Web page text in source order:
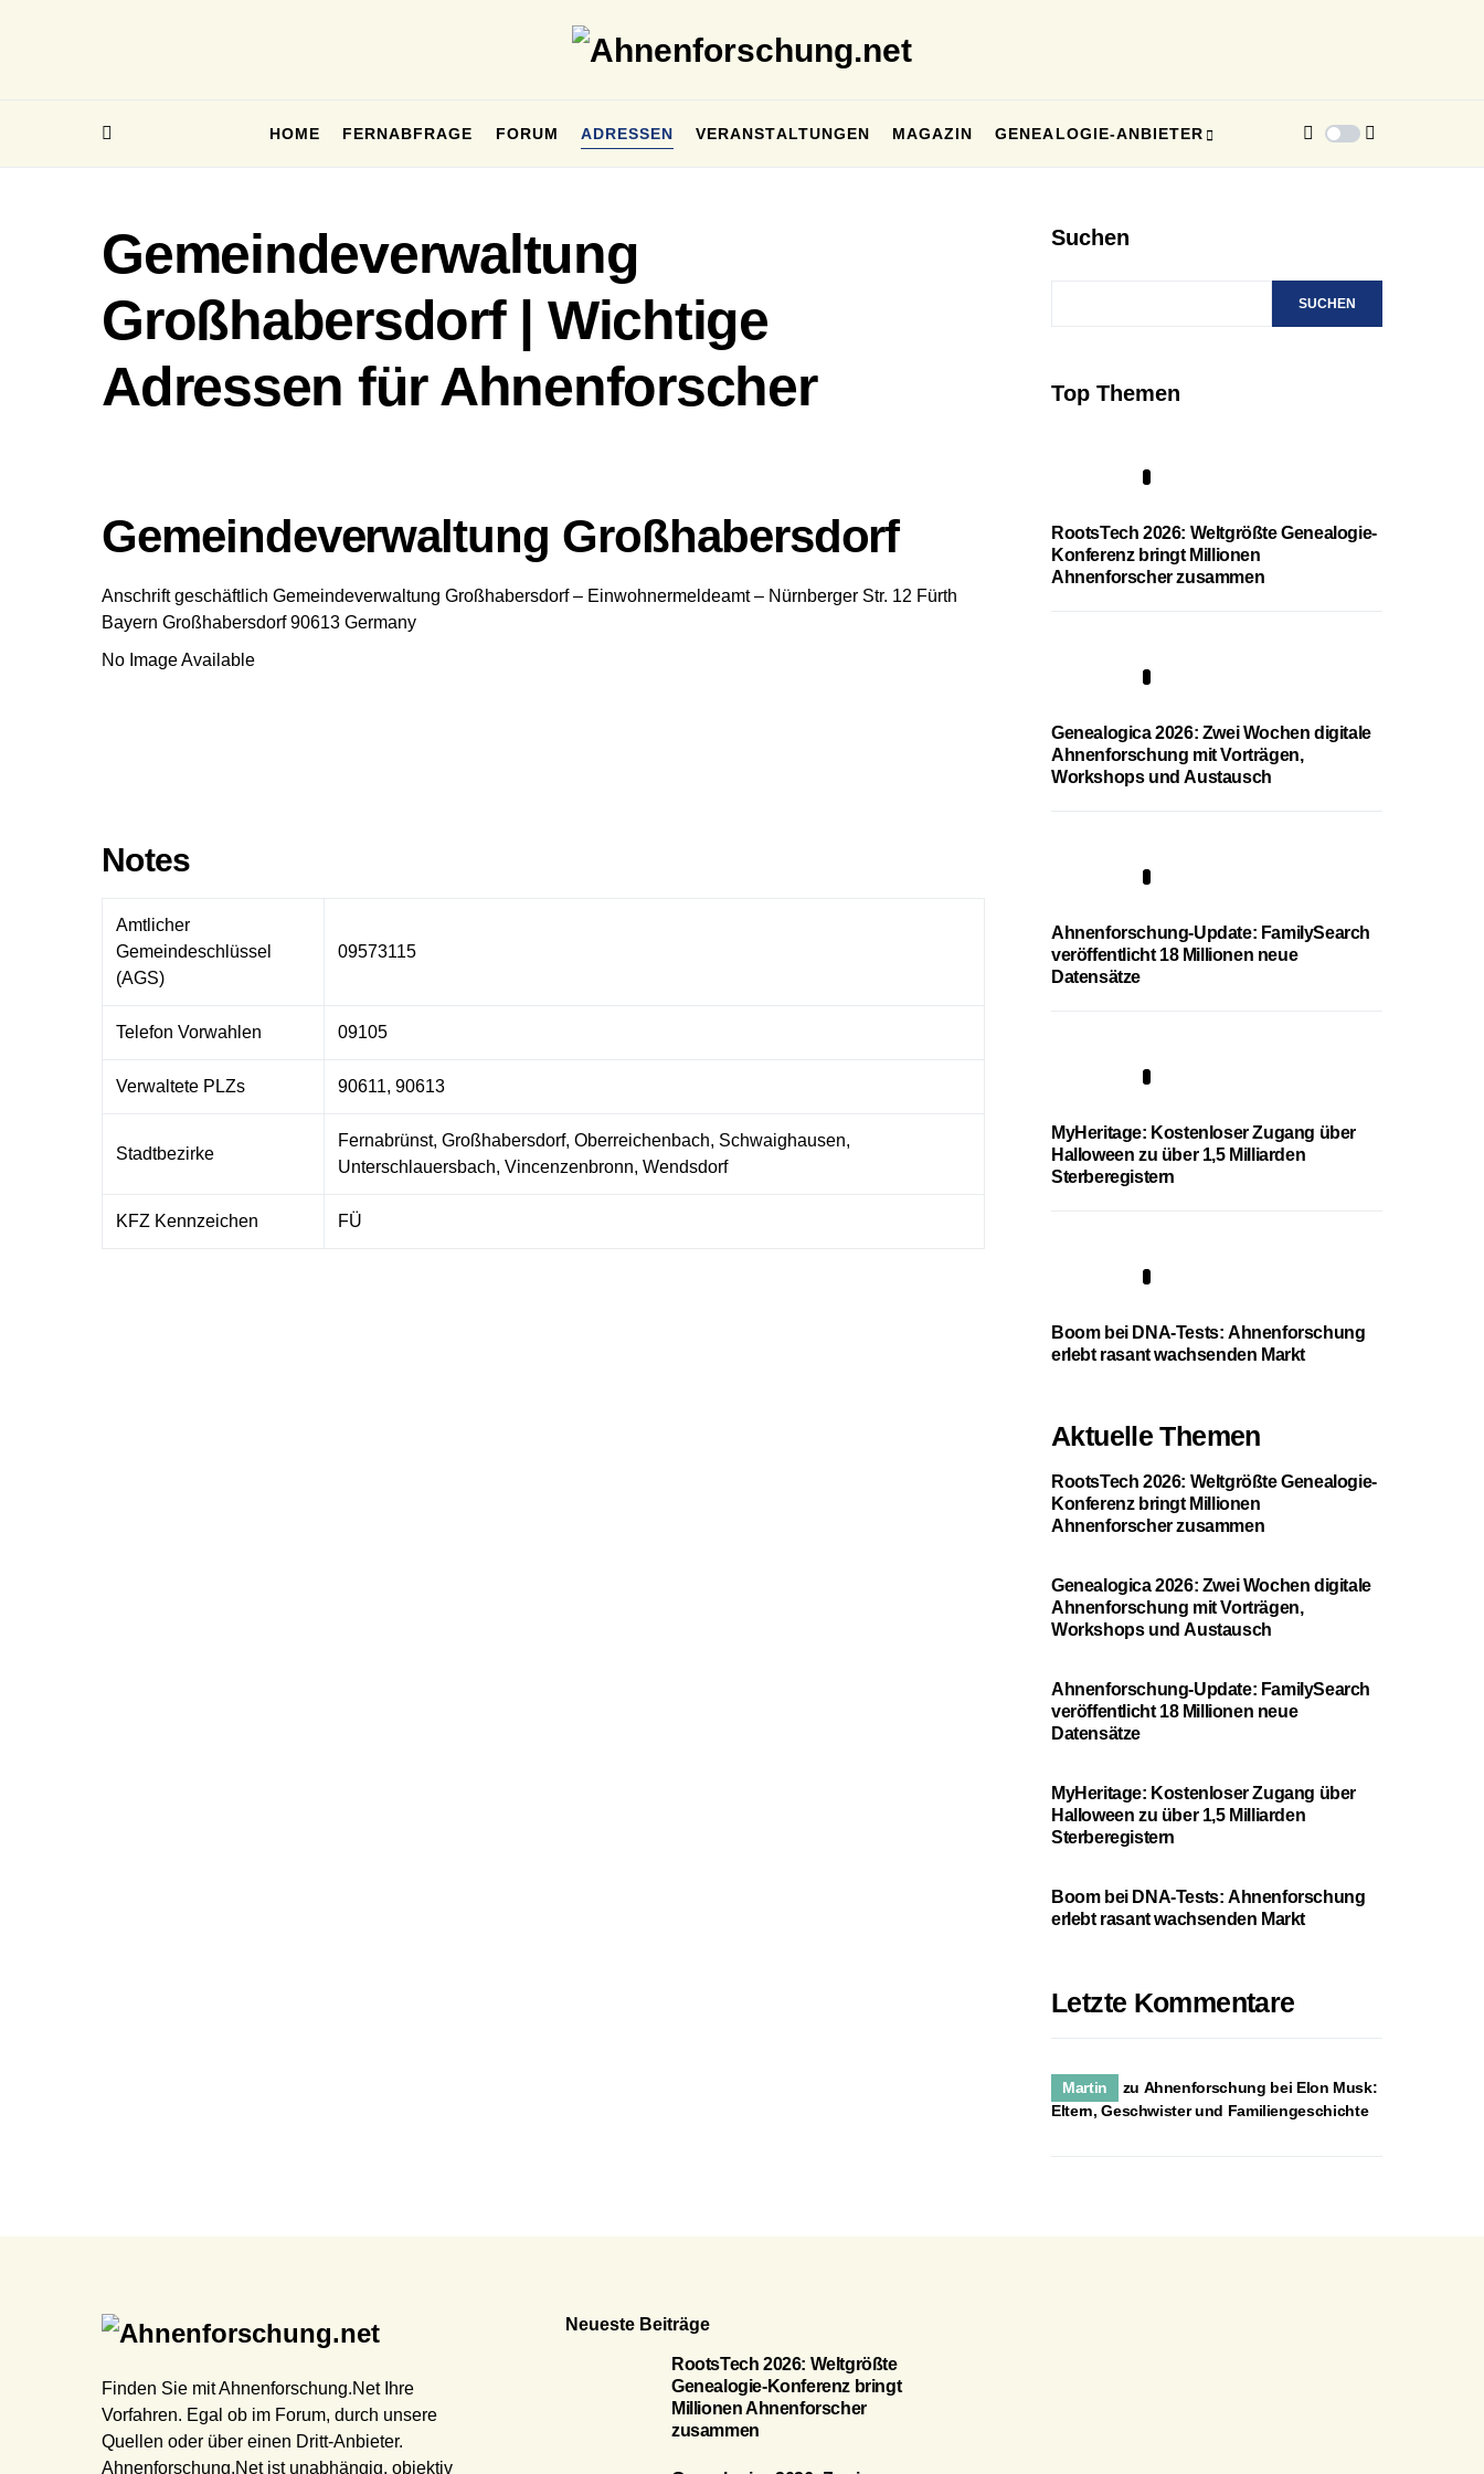
HOME FERNABFRAGE FORUM ADRESSEN VERANSTALTUNGEN MAGAZIN GENEALOGIE-ANBIETER
Gemeindeverwaltung
Großhabersdorf | Wichtige
Adressen für Ahnenforscher
Gemeindeverwaltung Großhabersdorf
Anschrift geschäftlich Gemeindeverwaltung Großhabersdorf – Einwohnermeldeamt – Nürnberger Str. 12 Fürth
Bayern Großhabersdorf 90613 Germany
No Image Available
Notes
Amtlicher
Gemeindeschlüssel
(AGS)
09573115
Telefon Vorwahlen 09105
Verwaltete PLZs 90611, 90613
Stadtbezirke
Fernabrünst, Großhabersdorf, Oberreichenbach, Schwaighausen,
Unterschlauersbach, Vincenzenbronn, Wendsdorf
KFZ Kennzeichen FÜ
Suchen
SUCHEN
Top Themen
RootsTech 2026: Weltgrößte Genealogie-
Konferenz bringt Millionen
Ahnenforscher zusammen
Genealogica 2026: Zwei Wochen digitale
Ahnenforschung mit Vorträgen,
Workshops und Austausch
Ahnenforschung-Update: FamilySearch
veröffentlicht 18 Millionen neue
Datensätze
MyHeritage: Kostenloser Zugang über
Halloween zu über 1,5 Milliarden
Sterberegistern
Boom bei DNA-Tests: Ahnenforschung
erlebt rasant wachsenden Markt
Aktuelle Themen
RootsTech 2026: Weltgrößte Genealogie-
Konferenz bringt Millionen
Ahnenforscher zusammen
Genealogica 2026: Zwei Wochen digitale
Ahnenforschung mit Vorträgen,
Workshops und Austausch
Ahnenforschung-Update: FamilySearch
veröffentlicht 18 Millionen neue
Datensätze
MyHeritage: Kostenloser Zugang über
Halloween zu über 1,5 Milliarden
Sterberegistern
Boom bei DNA-Tests: Ahnenforschung
erlebt rasant wachsenden Markt
Letzte Kommentare
Martin zu Ahnenforschung bei Elon Musk:
Eltern, Geschwister und Familiengeschichte
Finden Sie mit Ahnenforschung.Net Ihre
Vorfahren. Egal ob im Forum, durch unsere
Quellen oder über einen Dritt-Anbieter.
Ahnenforschung.Net ist unabhängig, objektiv
Neueste Beiträge
RootsTech 2026: Weltgrößte
Genealogie-Konferenz bringt
Millionen Ahnenforscher
zusammen